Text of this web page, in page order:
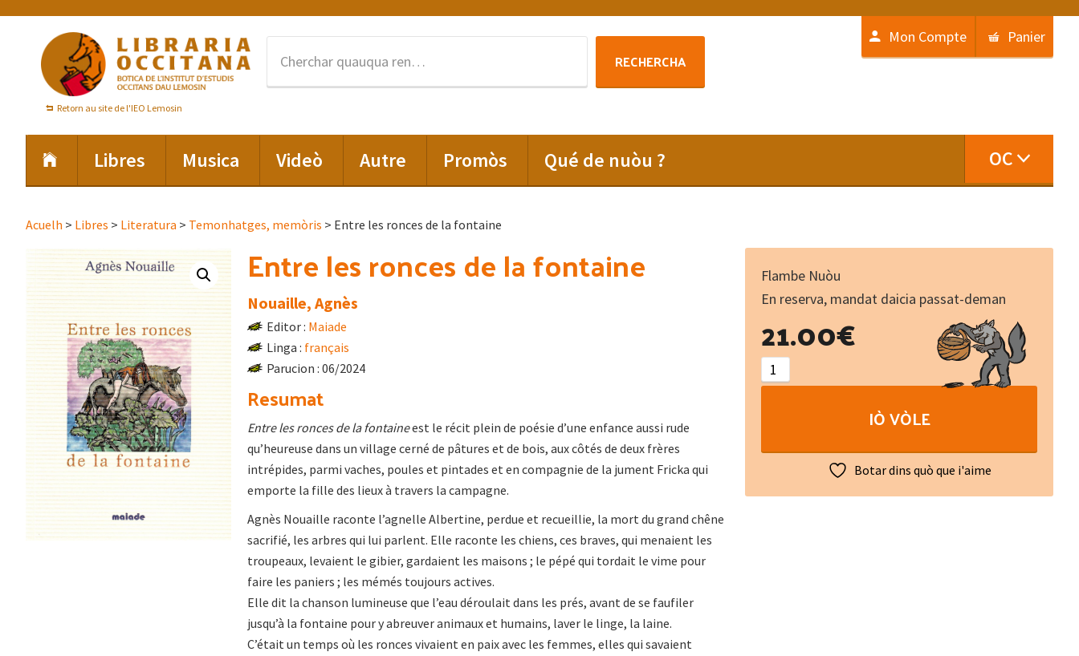
primary
navigation
content
Retorn au site de l'IEO Lemosin
:
RECHERCHA
Mon Compte Panier
Libres Musica Videò Autre Promòs Qué de nuòu ? OC
Acuelh > Libres > Literatura > Temonhatges, memòris > Entre les ronces de la fontaine
Entre les ronces de la fontaine
Nouaille, Agnès
Editor : Maiade
Linga : français
Parucion : 06/2024
Resumat
Entre les ronces de la fontaineest le récit plein de poésie d’une enfance aussi rude
qu’heureuse dans un village cerné de pâtures et de bois, aux côtés de deux frères
intrépides, parmi vaches, poules et pintades et en compagnie de la jument Fricka qui
emporte la fille des lieux à travers la campagne.
Agnès Nouaille raconte l’agnelle Albertine, perdue et recueillie, la mort du grand chêne
sacrifié, les arbres qui lui parlent. Elle raconte les chiens, ces braves, qui menaient les
troupeaux, levaient le gibier, gardaient les maisons ; le pépé qui tordait le vime pour
faire les paniers ; les mémés toujours actives.
Elle dit la chanson lumineuse que l’eau déroulait dans les prés, avant de se faufiler
jusqu’à la fontaine pour y abreuver animaux et humains, laver le linge, la laine.
C’était un temps où les ronces vivaient en paix avec les femmes, elles qui savaient
Flambe Nuòu
En reserva, mandat daicia passat-deman
21.00€
les
ronces
de
IÒ VÒLE
Botar dins quò que i'aime